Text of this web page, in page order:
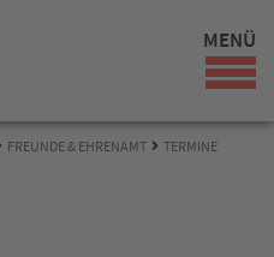
MENÜ
FREUNDE & EHRENAMT TERMINE